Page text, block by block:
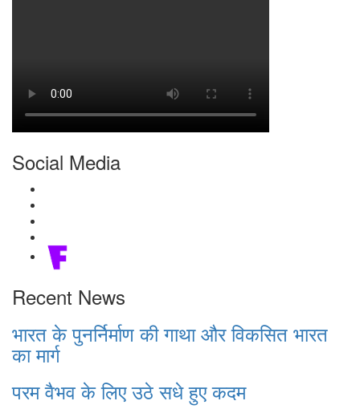
Social Media
Recent News
भारत के पुनर्निर्माण की गाथा और विकसित भारत
का मार्ग
परम वैभव के लिए उठे सधे हुए कदम